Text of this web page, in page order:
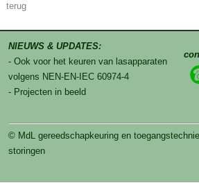
terug
NIEUWS & UPDATES:
- Ook voor het keuren van lasapparaten
volgens NEN-EN-IEC 60974-4
- Projecten in beeld
© MdL gereedschapkeuring en
storingen